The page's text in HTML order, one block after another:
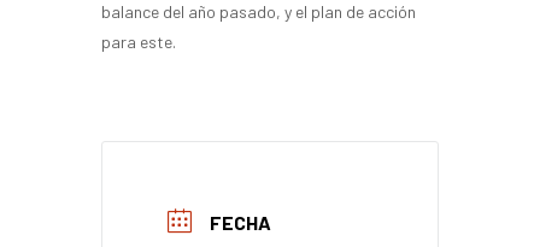
balance del año pasado, y el plan de acción
para este.
FECHA